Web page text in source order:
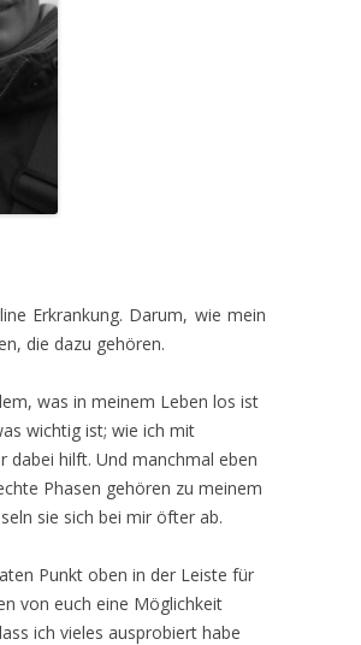
Erkrankung. Darum, wie mein
die dazu gehören.
was in meinem Leben los ist
wichtig ist; wie ich mit
dabei hilft. Und manchmal eben
Phasen gehören zu meinem
sie sich bei mir öfter ab.
Punkt oben in der Leiste für
von euch eine Möglichkeit
ich vieles ausprobiert habe